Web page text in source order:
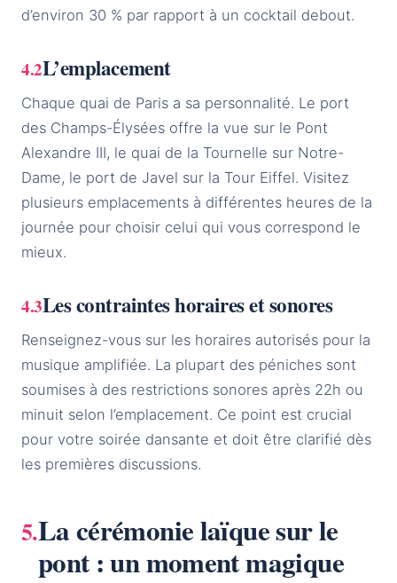
d’environ 30 % par rapport à un cocktail debout.
L’emplacement
Chaque quai de Paris a sa personnalité. Le port
des Champs-Élysées offre la vue sur le Pont
Alexandre III, le quai de la Tournelle sur Notre-
Dame, le port de Javel sur la Tour Eiffel. Visitez
plusieurs emplacements à différentes heures de la
journée pour choisir celui qui vous correspond le
mieux.
Les contraintes horaires et sonores
Renseignez-vous sur les horaires autorisés pour la
musique amplifiée. La plupart des péniches sont
soumises à des restrictions sonores après 22h ou
minuit selon l’emplacement. Ce point est crucial
pour votre soirée dansante et doit être clarifié dès
les premières discussions.
La cérémonie laïque sur le
pont : un moment magique